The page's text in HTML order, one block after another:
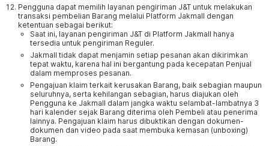
Pengguna dapat memilih layanan pengiriman J&T untuk melakukan
transaksi pembelian Barang melalui Platform Jakmall dengan
ketentuan sebagai berikut:
Saat ini, layanan pengiriman J&T di Platform Jakmall hanya
tersedia untuk pengiriman Reguler.
Jakmall tidak dapat menjamin setiap pesanan akan dikirimkan
tepat waktu, karena hal ini bergantung pada kecepatan Penjual
dalam memproses pesanan.
Pengajuan klaim terkait kerusakan Barang, baik sebagian maupun
seluruhnya, serta kehilangan sebagian, harus diajukan oleh
Pengguna ke Jakmall dalam jangka waktu selambat-lambatnya 3
hari kalender sejak Barang diterima oleh Pembeli atau penerima
lainnya. Pengajuan klaim harus dibuktikan dengan dokumen-
dokumen dan video pada saat membuka kemasan (unboxing)
Barang.